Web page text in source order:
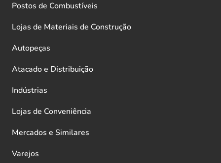
Postos de Combustíveis
Lojas de Materiais de Construção
Autopeças
Atacado e Distribuição
Indústrias
Lojas de Conveniência
Mercados e Similares
Varejos